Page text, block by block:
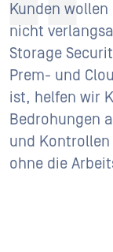
Kunden
nicht
Storage
Prem- und
ist, helfen wir
Bedrohungen
und
ohne die